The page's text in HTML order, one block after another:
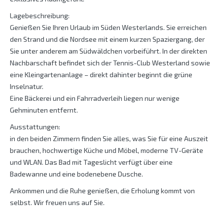
Lagebeschreibung:
Genießen Sie Ihren Urlaub im Süden Westerlands. Sie erreichen
den Strand und die Nordsee mit einem kurzen Spaziergang, der
Sie unter anderem am Südwäldchen vorbeiführt. In der direkten
Nachbarschaft befindet sich der Tennis-Club Westerland sowie
eine Kleingartenanlage – direkt dahinter beginnt die grüne
Inselnatur.
Eine Bäckerei und ein Fahrradverleih liegen nur wenige
Gehminuten entfernt.
Ausstattungen:
in den beiden Zimmern finden Sie alles, was Sie für eine Auszeit
brauchen, hochwertige Küche und Möbel, moderne TV-Geräte
und WLAN. Das Bad mit Tageslicht verfügt über eine
Badewanne und eine bodenebene Dusche.
Ankommen und die Ruhe genießen, die Erholung kommt von
selbst. Wir freuen uns auf Sie.